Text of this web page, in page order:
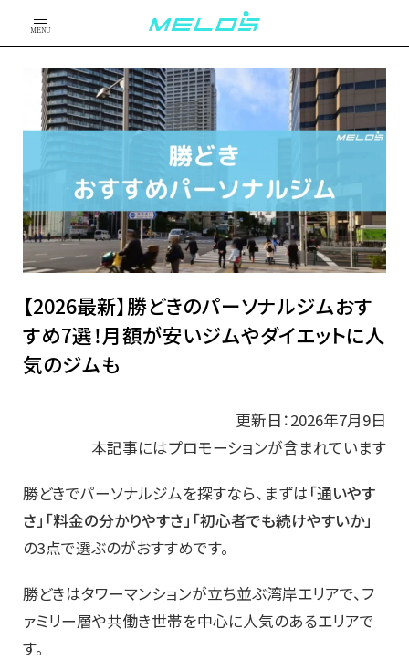
MENU
【2026最新】勝どきのパーソナルジムおす
すめ7選！月額が安いジムやダイエットに人
気のジムも
更新日：2026年7月9日
本記事にはプロモーションが含まれています
勝どきでパーソナルジムを探すなら、まずは「通いやす
さ」「料金の分かりやすさ」「初心者でも続けやすいか」
の3点で選ぶのがおすすめです。
勝どきはタワーマンションが立ち並ぶ湾岸エリアで、フ
ァミリー層や共働き世帯を中心に人気のあるエリアで
す。